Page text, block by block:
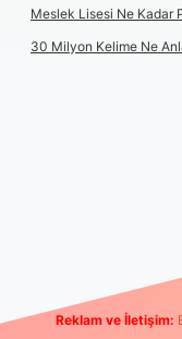
Meslek Lisesi Ne Kadar
30 Milyon Kelime Ne
Reklam ve İletişim: